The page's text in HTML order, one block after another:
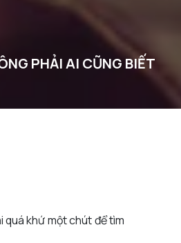
PHẢI AI CŨNG BIẾT
khứ một chút để tìm